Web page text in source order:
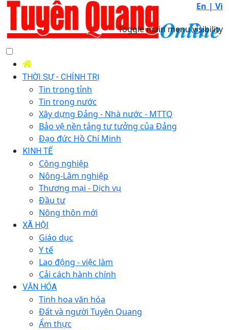
En | Vi
Toggle main menu visibility
THỜI SỰ - CHÍNH TRỊ
Tin trong tỉnh
Tin trong nước
Xây dựng Đảng - Nhà nước - MTTQ
Bảo vệ nền tảng tư tưởng của Đảng
Đạo đức Hồ Chí Minh
KINH TẾ
Công nghiệp
Nông-Lâm nghiệp
Thương mại - Dịch vụ
Đầu tư
Nông thôn mới
XÃ HỘI
Giáo dục
Y tế
Lao động - việc làm
Cải cách hành chính
VĂN HÓA
Tinh hoa văn hóa
Đất và người Tuyên Quang
Ẩm thực